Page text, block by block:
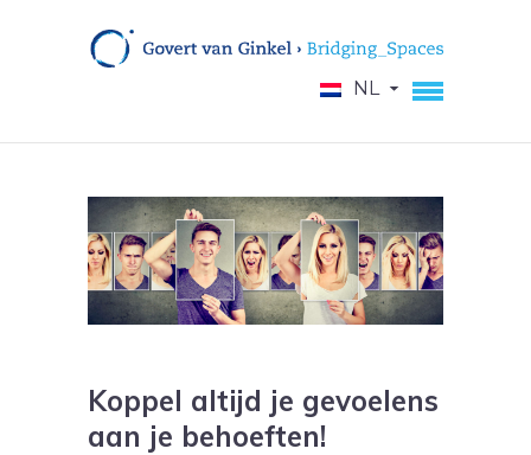
NL
Koppel altijd je gevoelens
aan je behoeften!